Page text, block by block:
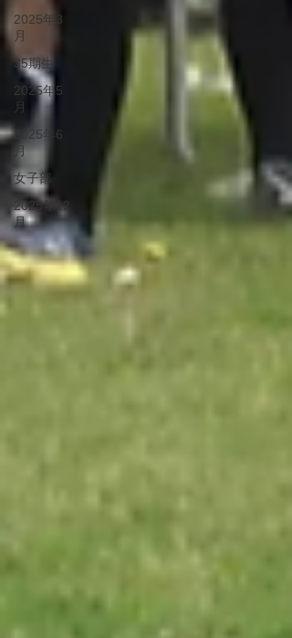
2025年3
月
35期生
2025年5
2025年6
月
女子部
2025年12
月